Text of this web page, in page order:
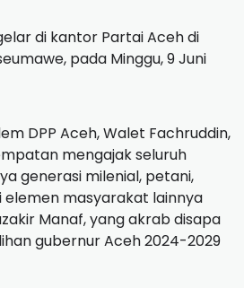
di kantor Partai Aceh di
pada Minggu, 9 Juni
DPP Aceh, Walet Fachruddin,
mengajak seluruh
generasi milenial, petani,
elemen masyarakat lainnya
Manaf, yang akrab disapa
gubernur Aceh 2024-2029